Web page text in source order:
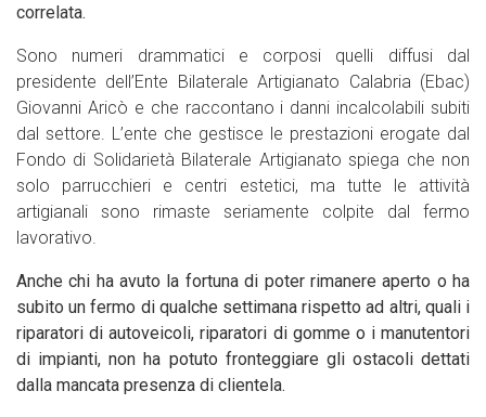
correlata.
Sono numeri drammatici e corposi quelli diffusi dal
presidente dell’Ente Bilaterale Artigianato Calabria (Ebac)
Giovanni Aricò e che raccontano i danni incalcolabili subiti
dal settore. L’ente che gestisce le prestazioni erogate dal
Fondo di Solidarietà Bilaterale Artigianato spiega che non
solo parrucchieri e centri estetici, ma tutte le attività
artigianali sono rimaste seriamente colpite dal fermo
lavorativo.
Anche chi ha avuto la fortuna di poter rimanere aperto o ha
subito un fermo di qualche settimana rispetto ad altri, quali i
riparatori di autoveicoli, riparatori di gomme o i manutentori
di impianti, non ha potuto fronteggiare gli ostacoli dettati
dalla mancata presenza di clientela.